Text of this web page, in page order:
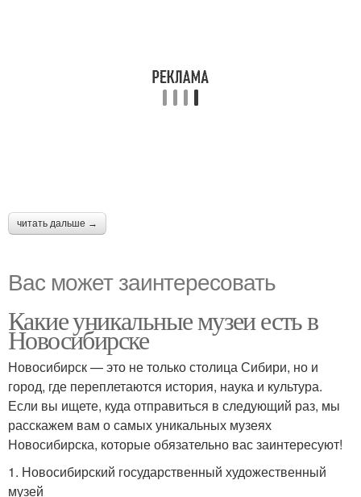
читать дальше →
Вас может заинтересовать
Какие уникальные музеи есть в
Новосибирске
Новосибирск — это не только столица Сибири, но и
город, где переплетаются история, наука и культура.
Если вы ищете, куда отправиться в следующий раз, мы
расскажем вам о самых уникальных музеях
Новосибирска, которые обязательно вас заинтересуют!
1. Новосибирский государственный художественный
музей